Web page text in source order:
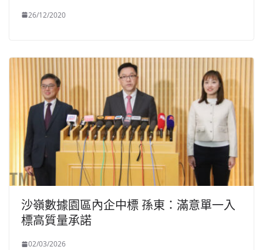
26/12/2020
沙嶺數據園區內企中標 孫東：滿意單一入
標高質量承諾
02/03/2026